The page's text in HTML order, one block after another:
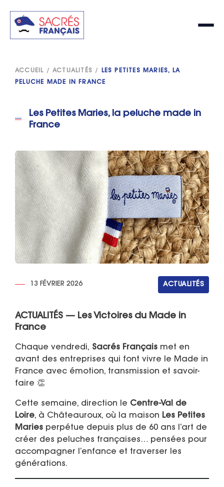
ACCUEIL /ACTUALITÉS / LES PETITES MARIES, LA
PELUCHE MADE IN FRANCE
Les Petites Maries, la peluche made in
France
13 FÉVRIER 2026 ACTUALITÉS
ACTUALITÉS — Les Victoires du Made in
France
Chaque vendredi, Sacrés Français met en
avant des entreprises qui font vivre le Made in
France avec émotion, transmission et savoir-
faire 👏
Cette semaine, direction le Centre-Val de
Loire, à Châteauroux, où la maison Les Petites
Maries perpétue depuis plus de 60 ans l’art de
créer des peluches françaises… pensées pour
accompagner l’enfance et traverser les
générations.